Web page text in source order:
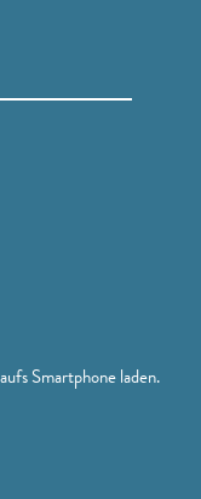
Smartphone laden.